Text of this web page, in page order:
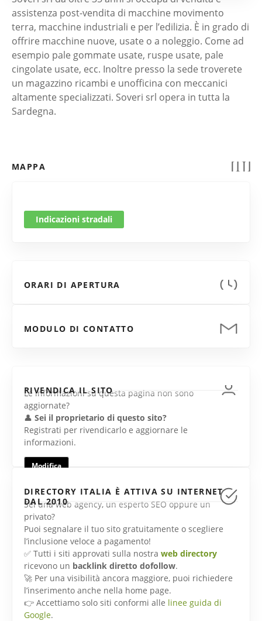
assistenza post-vendita di macchine movimento
terra, macchine industriali e per l’edilizia. È in grado di
offrire macchine nuove, usate o a noleggio. Come ad
esempio pale gommate usate, ruspe usate, pale
cingolate usate, ecc. Inoltre presso la sede troverete
un magazzino ricambi e unofficina con meccanici
altamente specializzati. Soveri srl opera in tutta la
Sardegna.
MAPPA
Indicazioni stradali
ORARI DI APERTURA
MODULO DI CONTATTO
RIVENDICA IL SITO
Le informazioni su questa pagina non sono
aggiornate?
👤 Sei il proprietario di questo sito?
Registrati per rivendicarlo e aggiornare le
informazioni.
Modifica
DIRECTORY ITALIA È ATTIVA SU INTERNET
DAL 2010
Sei una web agency, un esperto SEO oppure un
privato?
Puoi segnalare il tuo sito gratuitamente o scegliere
l’inclusione veloce a pagamento!
✅ Tutti i siti approvati sulla nostra web directory
ricevono un backlink diretto dofollow.
🚀 Per una visibilità ancora maggiore, puoi richiedere
l’inserimento anche nella home page.
👉 Accettiamo solo siti conformi alle linee guida di
Google.